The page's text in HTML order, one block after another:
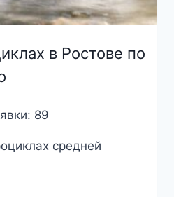
в Ростове по
89
средней